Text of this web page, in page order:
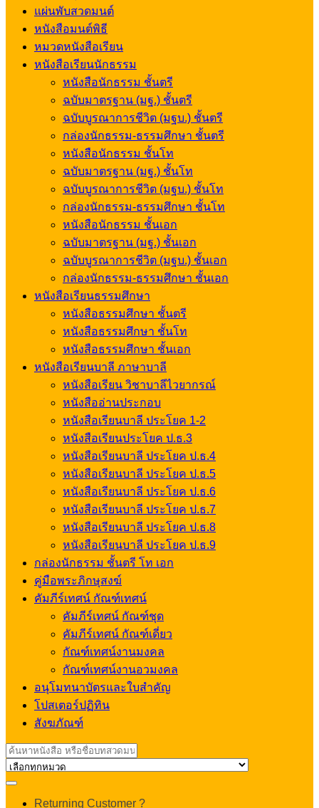
แผ่นพับสวดมนต์
หนังสือมนต์พิธี
หมวดหนังสือเรียน
หนังสือเรียนนักธรรม
หนังสือนักธรรม ชั้นตรี
ฉบับมาตรฐาน (มฐ.) ชั้นตรี
ฉบับบูรณาการชีวิต (มฐบ.) ชั้นตรี
กล่องนักธรรม-ธรรมศึกษา ชั้นตรี
หนังสือนักธรรม ชั้นโท
ฉบับมาตรฐาน (มฐ.) ชั้นโท
ฉบับบูรณาการชีวิต (มฐบ.) ชั้นโท
กล่องนักธรรม-ธรรมศึกษา ชั้นโท
หนังสือนักธรรม ชั้นเอก
ฉบับมาตรฐาน (มฐ.) ชั้นเอก
ฉบับบูรณาการชีวิต (มฐบ.) ชั้นเอก
กล่องนักธรรม-ธรรมศึกษา ชั้นเอก
หนังสือเรียนธรรมศึกษา
หนังสือธรรมศึกษา ชั้นตรี
หนังสือธรรมศึกษา ชั้นโท
หนังสือธรรมศึกษา ชั้นเอก
หนังสือเรียนบาลี ภาษาบาลี
หนังสือเรียน วิชาบาลีไวยากรณ์
หนังสืออ่านประกอบ
หนังสือเรียนบาลี ประโยค 1-2
หนังสือเรียนประโยค ป.ธ.3
หนังสือเรียนบาลี ประโยค ป.ธ.4
หนังสือเรียนบาลี ประโยค ป.ธ.5
หนังสือเรียนบาลี ประโยค ป.ธ.6
หนังสือเรียนบาลี ประโยค ป.ธ.7
หนังสือเรียนบาลี ประโยค ป.ธ.8
หนังสือเรียนบาลี ประโยค ป.ธ.9
กล่องนักธรรม ชั้นตรี โท เอก
คู่มือพระภิกษุสงฆ์
คัมภีร์เทศน์ กัณฑ์เทศน์
คัมภีร์เทศน์ กัณฑ์ชุด
คัมภีร์เทศน์ กัณฑ์เดี่ยว
กัณฑ์เทศน์งานมงคล
กัณฑ์เทศน์งานอวมงคล
อนุโมทนาบัตรและใบสำคัญ
โปสเตอร์ปฏิทิน
สังฆภัณฑ์
Search
for:
Returning Customer ?